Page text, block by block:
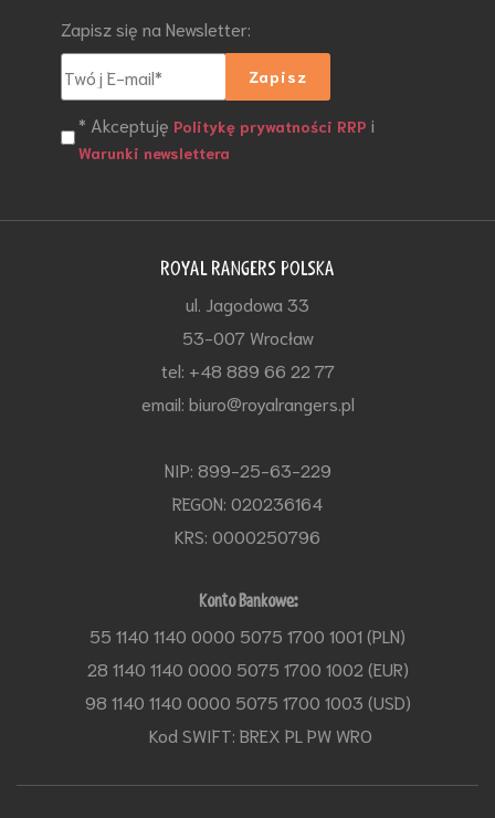
Zapisz się na Newsletter:
* AkceptujęPolitykę prywatności RRP i
Warunki newslettera
ROYAL RANGERS POLSKA
ul. Jagodowa 33
53-007 Wrocław
tel: +48 889 66 22 77
email: biuro@royalrangers.pl
NIP: 899-25-63-229
REGON: 020236164
KRS: 0000250796
Konto Bankowe:
55 1140 1140 0000 5075 1700 1001 (PLN)
28 1140 1140 0000 5075 1700 1002 (EUR)
98 1140 1140 0000 5075 1700 1003 (USD)
Kod SWIFT: BREX PL PW WRO